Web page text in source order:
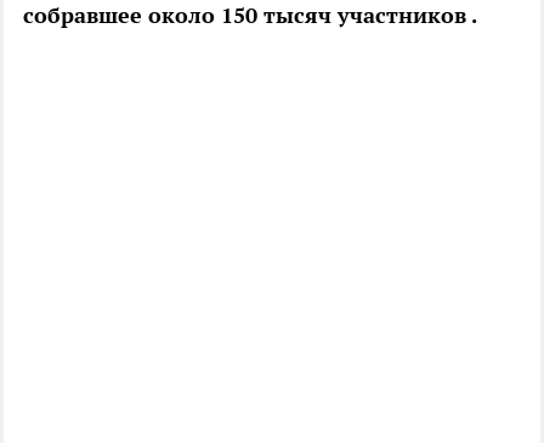
собравшее около 150 тысяч участников .